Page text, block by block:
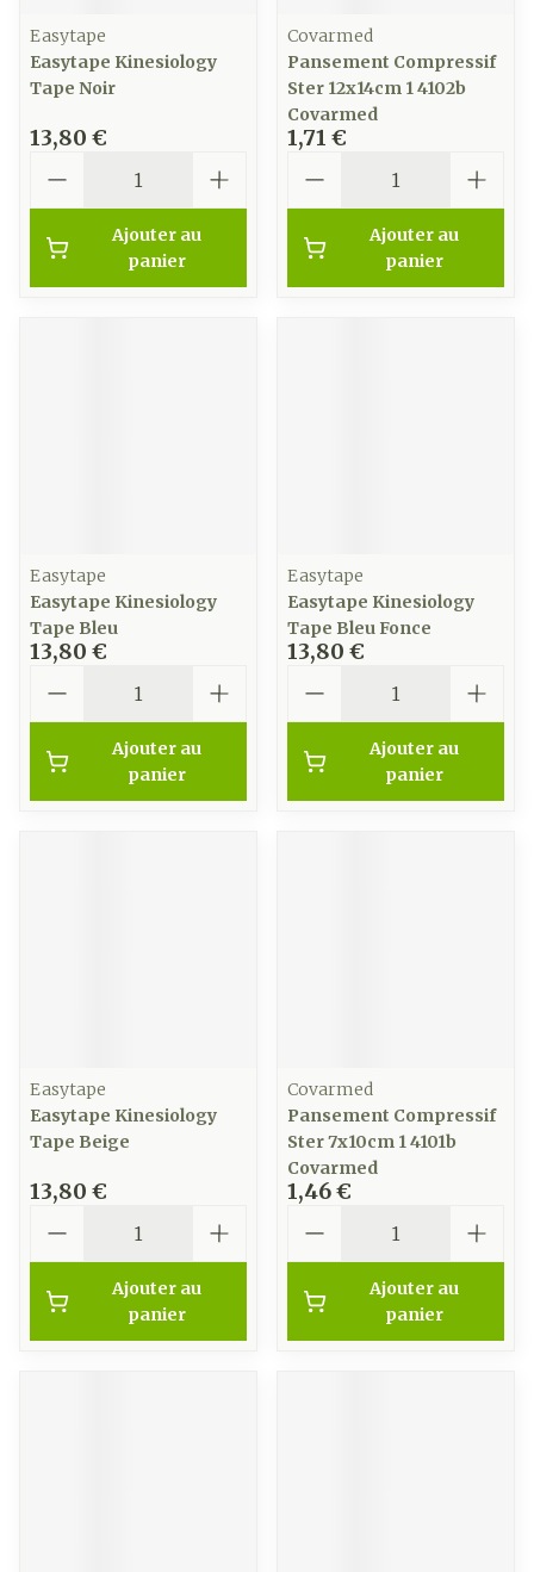
Easytape
Easytape Kinesiology
Tape Noir
13,80 €
Ajouter au
panier
Covarmed
Pansement Compressif
Ster 12x14cm 1 4102b
Covarmed
1,71 €
Ajouter au
panier
Easytape
Easytape Kinesiology
Tape Bleu
13,80 €
Ajouter au
panier
Easytape
Easytape Kinesiology
Tape Bleu Fonce
13,80 €
Ajouter au
panier
Easytape
Easytape Kinesiology
Tape Beige
13,80 €
Ajouter au
panier
Covarmed
Pansement Compressif
Ster 7x10cm 1 4101b
Covarmed
1,46 €
Ajouter au
panier